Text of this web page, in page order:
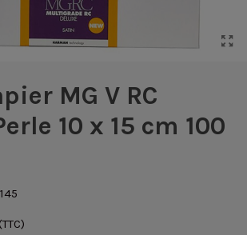
MG V RC
10 x 15 cm 100
(TTC)